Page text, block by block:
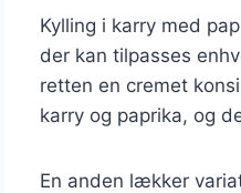
Kylling i karry med
der kan tilpasses
retten en cremet
karry og paprika, og
En anden lækker